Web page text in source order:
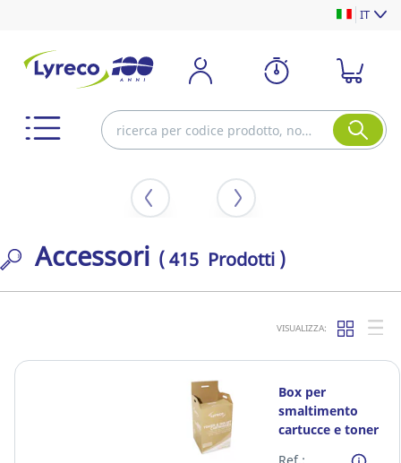
IT
Accessori ( 415 Prodotti )
VISUALIZZA:
Box per
smaltimento
cartucce e toner